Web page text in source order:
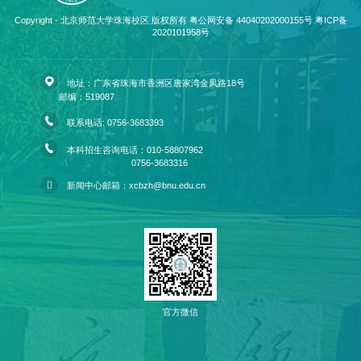
Copyright - 北京师范大学珠海校区 版权所有 粤公网安备 44040202000155号 粤ICP备
2020101958号
地址：广东省珠海市香洲区唐家湾金凤路18号
邮编：519087
联系电话: 0756-3683393
本科招生咨询电话：010-58807962
0756-3683316
新闻中心邮箱：xcbzh@bnu.edu.cn
官方微信